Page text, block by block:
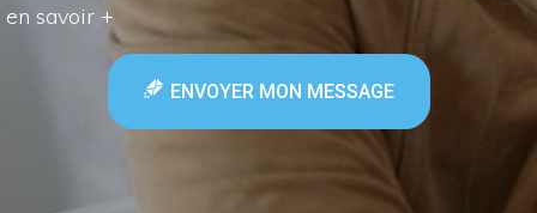
en savoir +
ENVOYER MON MESSAGE